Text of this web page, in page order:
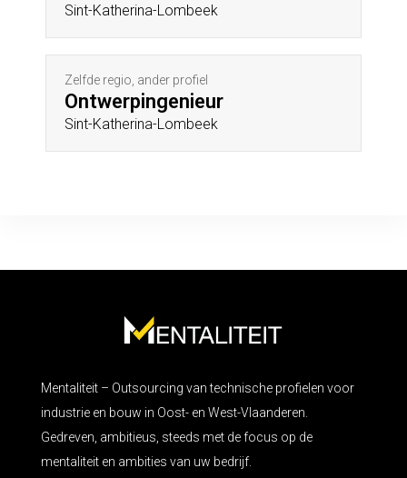
Sint-Katherina-Lombeek
Zelfde regio, ander profiel
Ontwerpingenieur
Sint-Katherina-Lombeek
Mentaliteit – Outsourcing van technische profielen voor
industrie en bouw in Oost- en West-Vlaanderen.
Gedreven, ambitieus, steeds met de focus op de
mentaliteit en ambities van uw bedrijf.